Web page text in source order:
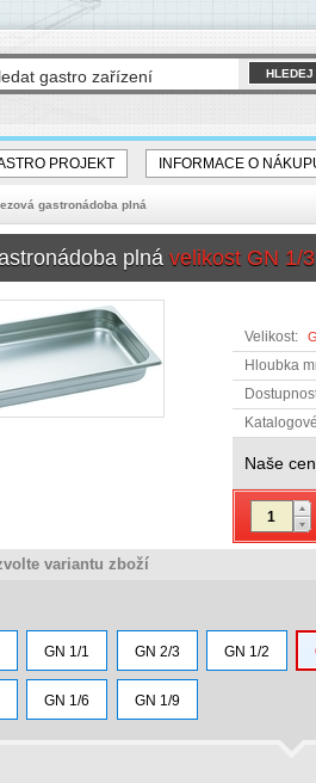
PROJEKT INFORMACE O
gastronádoba plná
plná velikost GN 1/
Velikost:
Hloubka
Naše
variantu zboží
GN 1/1 GN 2/3 GN 1/2
GN 1/6 GN 1/9